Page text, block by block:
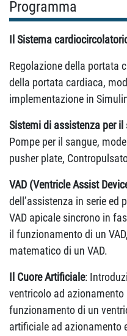
Programma
Il Sistema
Regolazione della portata
della portata cardiaca,
implementazione in
Sistemi di assistenza per
Pompe per il sangue,
pusher plate,
VAD (Ventricle Assist
dell’assistenza in serie ed
VAD apicale sincrono in
il funzionamento di un
matematico di un VAD.
Il Cuore Artificiale:
ventricolo ad
funzionamento di un
artificiale ad azionamento